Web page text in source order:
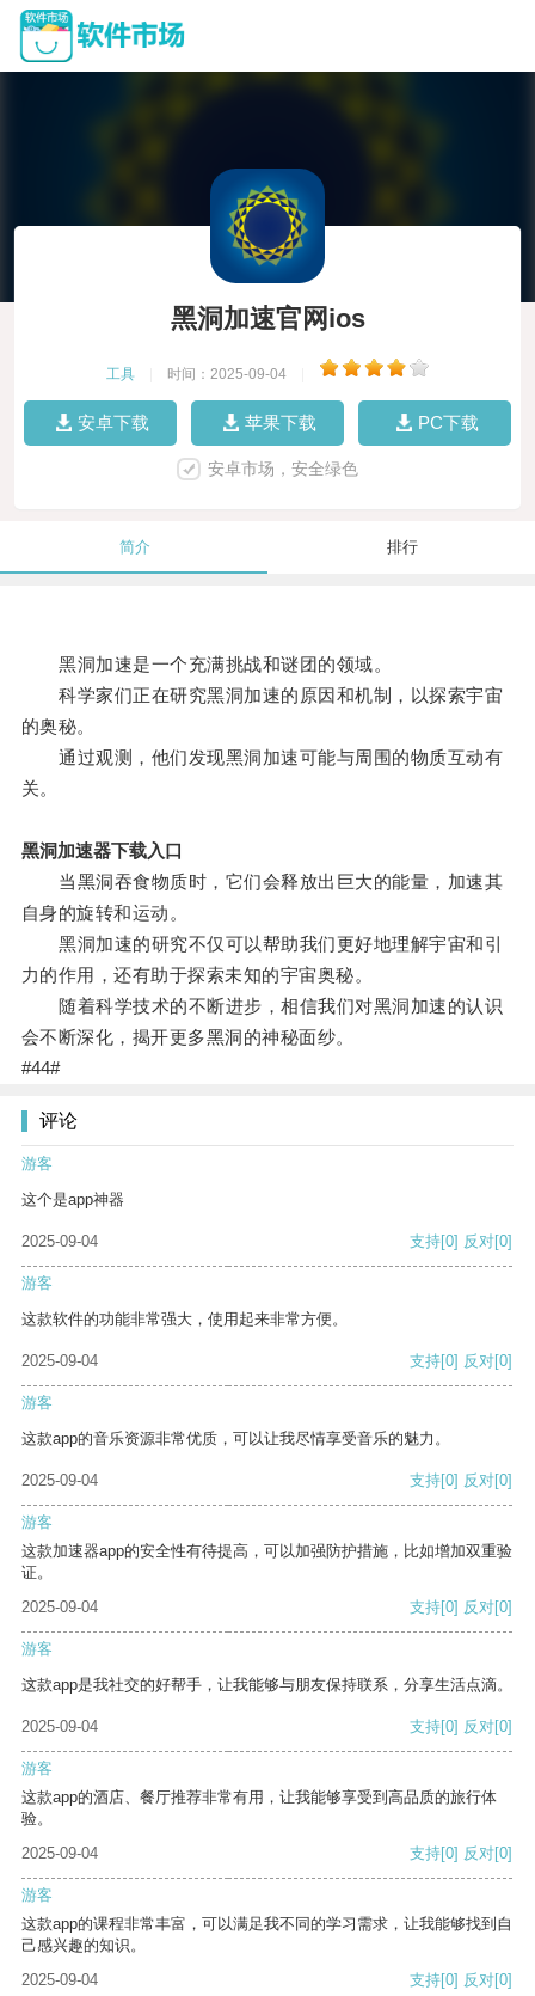
黑洞加速官网ios
工具 时间：2025-09-04
安卓下载 苹果下载 PC下载
安卓市场，安全绿色
简介 排行
黑洞加速是一个充满挑战和谜团的领域。
科学家们正在研究黑洞加速的原因和机制，以探索宇宙
的奥秘。
通过观测，他们发现黑洞加速可能与周围的物质互动有
关。
黑洞加速器下载入口
当黑洞吞食物质时，它们会释放出巨大的能量，加速其
自身的旋转和运动。
黑洞加速的研究不仅可以帮助我们更好地理解宇宙和引
力的作用，还有助于探索未知的宇宙奥秘。
随着科学技术的不断进步，相信我们对黑洞加速的认识
会不断深化，揭开更多黑洞的神秘面纱。
#44#
评论
游客
这个是app神器
2025-09-04 支持[0] 反对[0]
游客
这款软件的功能非常强大，使用起来非常方便。
2025-09-04 支持[0] 反对[0]
游客
这款app的音乐资源非常优质，可以让我尽情享受音乐的魅力。
2025-09-04 支持[0] 反对[0]
游客
这款加速器app的安全性有待提高，可以加强防护措施，比如增加双重验
证。
2025-09-04
支持[0] 反对[0]
游客
这款app是我社交的好帮手，让我能够与朋友保持联系，分享生活点滴。
2025-09-04 支持[0] 反对[0]
游客
这款app的酒店、餐厅推荐非常有用，让我能够享受到高品质的旅行体
验。
2025-09-04
支持[0] 反对[0]
游客
这款app的课程非常丰富，可以满足我不同的学习需求，让我能够找到自
己感兴趣的知识。
2025-09-04
支持[0] 反对[0]